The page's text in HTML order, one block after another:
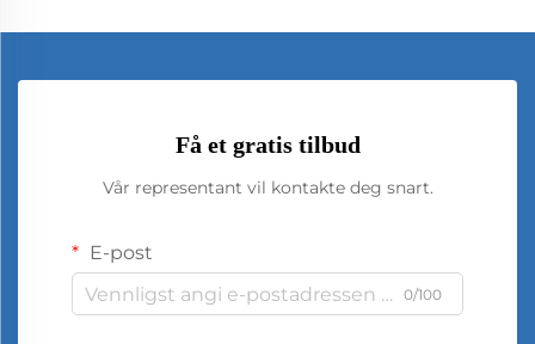
Få et gratis tilbud
Vår representant vil kontakte deg snart.
E-post
0/100